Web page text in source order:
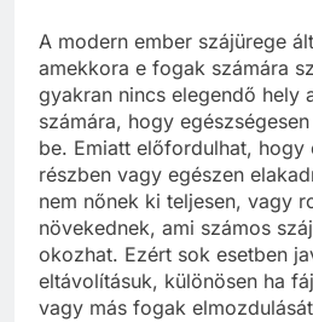
A modern ember szájürege
amekkora e fogak számára
gyakran nincs elegendő hely
számára, hogy
be. Emiatt előfordulhat, hogy
részben vagy egészen
nem nőnek ki teljesen, vagy
növekednek, ami számos
okozhat. Ezért sok esetben
eltávolításuk, különösen ha
vagy más fogak